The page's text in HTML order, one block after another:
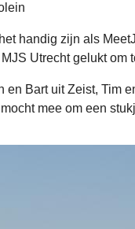
handig zijn als
Utrecht gelukt
en Bart uit Zeist, Tim
mee om een